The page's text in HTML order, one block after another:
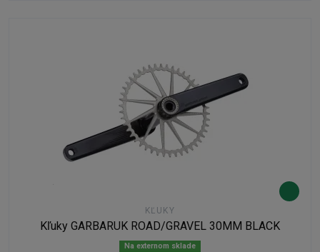
KĽUKY
Kľuky GARBARUK ROAD/GRAVEL 30MM BLACK
Na externom sklade